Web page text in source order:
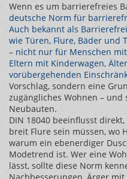
Wenn es um barrierefreies
deutsche Norm für
Auch bekannt als
wie Türen, Flure, Bäder und
– nicht nur für Menschen
Eltern mit Kinderwagen,
vorübergehenden
Vorschlag, sondern eine
zugängliches Wohnen –
Neubauten.
DIN 18040 beeinflusst
breit Flure sein müssen, wo
warum ein ebenerdiger
Modetrend ist. Wer eine
lässt, sollte diese Norm